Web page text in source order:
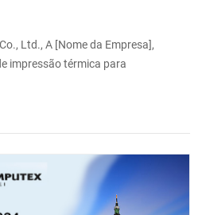
Ltd., A [Nome da Empresa],
impressão térmica para
anunciar sua participação na
fevereiro, convidamos você a se
para explorar o futuro do
reúne os visio...